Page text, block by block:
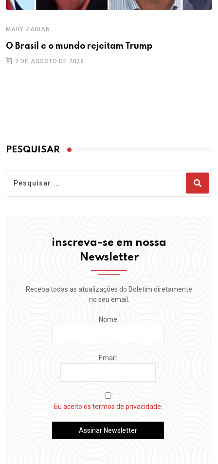
MARY ZAIDAN
O Brasil e o mundo rejeitam Trump
2 DE AGOSTO DE 2026
PESQUISAR
inscreva-se em nossa
Newsletter
Receba todas as atualizações do Boletim diretamente
no seu email.
Nome
Email:
Eu aceito os termos de privacidade.